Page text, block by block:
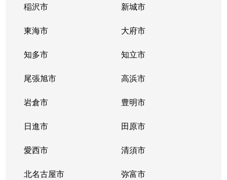
稲沢市 新城市
東海市 大府市
知多市 知立市
尾張旭市 高浜市
岩倉市 豊明市
日進市 田原市
愛西市 清須市
北名古屋市 弥富市